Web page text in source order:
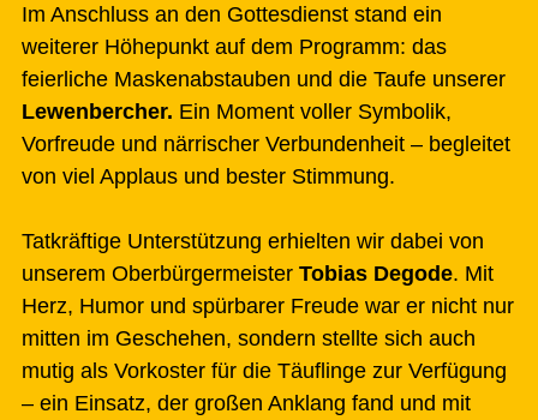
Im Anschluss an den Gottesdienst stand ein
weiterer Höhepunkt auf dem Programm: das
feierliche Maskenabstauben und die Taufe unserer
Lewenbercher. Ein Moment voller Symbolik,
Vorfreude und närrischer Verbundenheit – begleitet
von viel Applaus und bester Stimmung.
Tatkräftige Unterstützung erhielten wir dabei von
unserem Oberbürgermeister Tobias Degode. Mit
Herz, Humor und spürbarer Freude war er nicht nur
mitten im Geschehen, sondern stellte sich auch
mutig als Vorkoster für die Täuflinge zur Verfügung
– ein Einsatz, der großen Anklang fand und mit